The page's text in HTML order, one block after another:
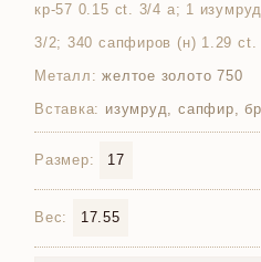
кр-57 0.15 ct. 3/4 а; 1
3/2; 340 сапфиров (н) 1.29 ct.
Металл: желтое золото 750
Вставка: изумруд, сапфир,
Размер: 17
Вес: 17.55